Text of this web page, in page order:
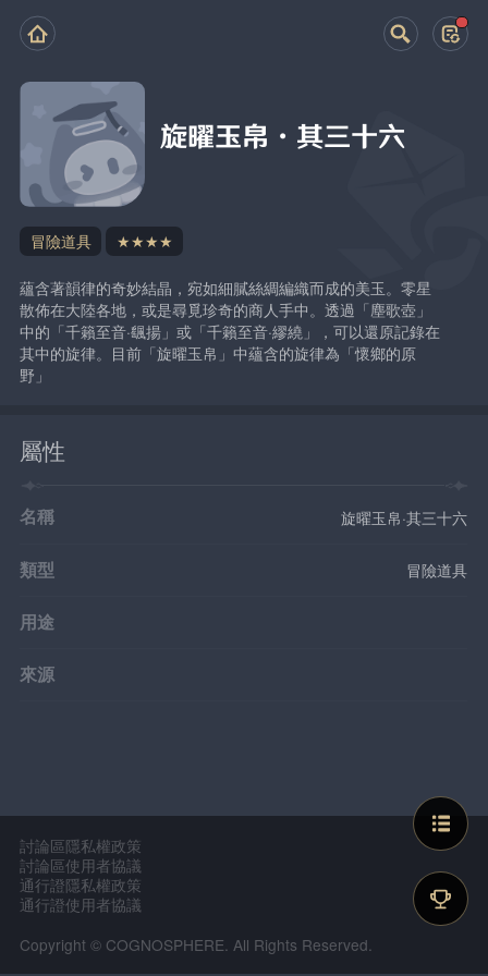
旋曜玉帛·其三十六
冒險道具 ★★★★
蘊含著韻律的奇妙結晶，宛如細膩絲綢編織而成的美玉。零星
散佈在大陸各地，或是尋覓珍奇的商人手中。透過「塵歌壺」
中的「千籟至音·颻揚」或「千籟至音·繆繞」，可以還原記錄在
其中的旋律。目前「旋曜玉帛」中蘊含的旋律為「懷鄉的原
野」
屬性
名稱 旋曜玉帛·其三十六
類型 冒險道具
用途
來源
討論區隱私權政策
討論區使用者協議
通行證隱私權政策
通行證使用者協議
Copyright © COGNOSPHERE. All Rights Reserved.